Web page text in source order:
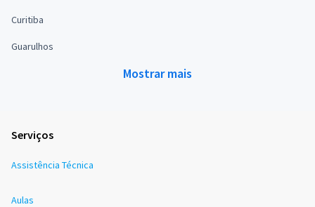
Curitiba
Guarulhos
Mostrar mais
Serviços
Assistência Técnica
Aulas